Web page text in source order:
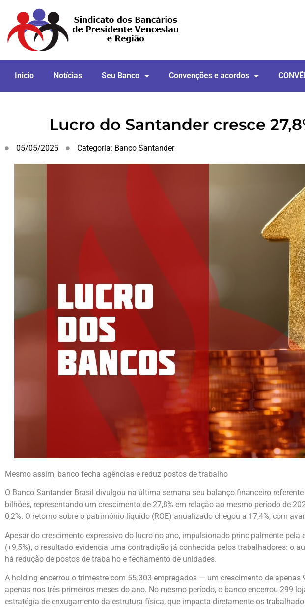
Inicio Notícias Seu Banco Convenções e acordos
Lucro do Santander cresce
05/05/2025 Categoria: Banco Santander
Mesmo assim, banco fecha agências e reduz postos de trabalho
O Banco Santander Brasil divulgou na última semana seu balanço financeiro
bilhões, representando um crescimento de 27,8% em relação ao mesmo período de
0,2%. O retorno sobre o patrimônio líquido (ROE) anualizado chegou a 17,4%, com
Apesar do crescimento expressivo do lucro no ano, impulsionado principalmente
(+9,5%), o resultado evidencia uma contradição já conhecida pelos trabalhadores: o
há redução de postos de trabalho e fechamento de unidades.
A holding encerrou o trimestre com 55.303 empregados — um crescimento de
apenas nos três primeiros meses do ano. No mesmo período, o banco encerrou 299
estratégia de enxugamento da estrutura física, que impacta diretamente os